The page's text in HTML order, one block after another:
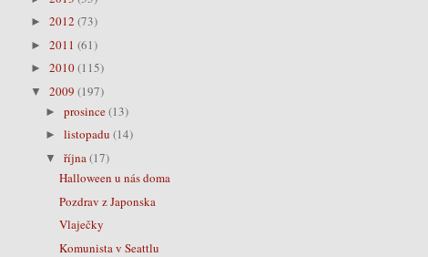
► 2012 (73)
► 2011 (61)
► 2010(115)
▼ 2009 (197)
► prosince(13)
► listopadu (14)
▼ října(17)
Halloween u nás doma
Pozdrav z Japonska
Vlaječky
Komunista v Seattlu